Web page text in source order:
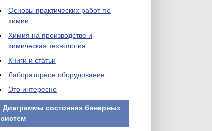
Основы практических работ по
химии
Химия на производстве и
химическая технология
Книги и статьи
Лабораторное оборудование
Это интересно
Диаграммы состояния бинарных
систем